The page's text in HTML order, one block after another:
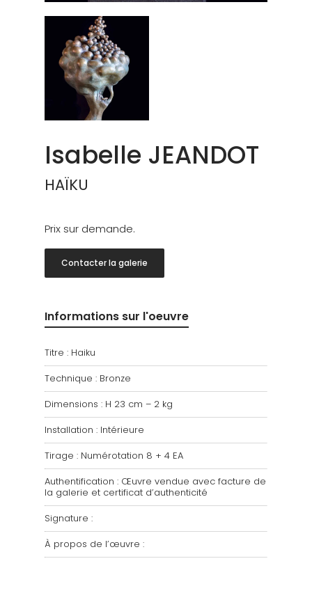
Isabelle JEANDOT
HAÏKU
Prix sur demande.
Contacter la galerie
Informations sur l'oeuvre
Titre : Haiku
Technique : Bronze
Dimensions : H 23 cm – 2 kg
Installation : Intérieure
Tirage : Numérotation 8 + 4 EA
Authentification : Œuvre vendue avec facture de
la galerie et certificat d’authenticité
Signature :
À propos de l’œuvre :